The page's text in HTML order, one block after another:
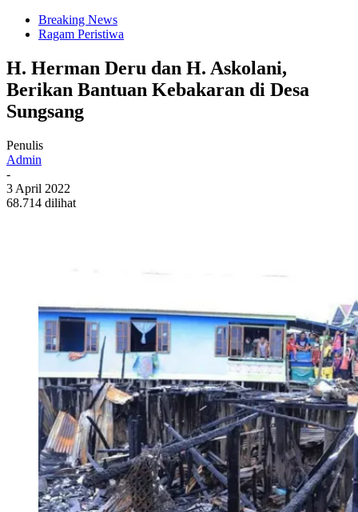
Breaking News
Ragam Peristiwa
H. Herman Deru dan H. Askolani,
Berikan Bantuan Kebakaran di Desa
Sungsang
Penulis
Admin
-
3 April 2022
68.714 dilihat